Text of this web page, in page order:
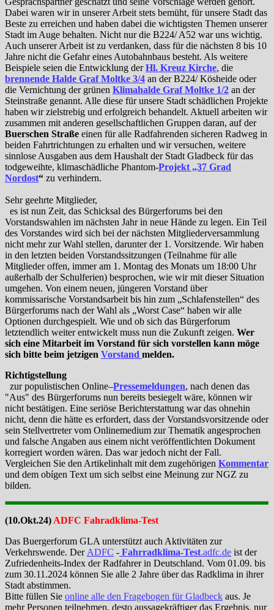
Dabei waren wir in unserer Arbeit stets bemüht, für unsere Stadt das
Beste zu erreichen und haben dabei die wichtigsten Themen unserer
Stadt im Auge behalten. Nicht nur die B224/ A52 war uns wichtig.
Auch unserer Arbeit ist zu verdanken, dass für die nächsten 8 bis 10
Jahre nicht die Gefahr eines Autobahnbaus besteht. Als weitere
Beispiele seien die Entwicklung derHl. Kreuz Kirche, die
brennende Halde Graf Moltke 3/4 an der B224/ Kösheide oder
die Vernichtung der grünen Klimahalde Graf Moltke 1/2 an der
Steinstraße genannt. Alle diese für unsere Stadt schädlichen Projekte
haben wir zielstrebig und erfolgreich behandelt. Aktuell arbeiten wir
zusammen mit anderen gesellschaftlichen Gruppen daran, auf der
Buerschen Straße einen für alle Radfahrenden sicheren Radweg in
beiden Fahrtrichtungen zu erhalten und wir versuchen, weitere
sinnlose Ausgaben aus dem Haushalt der Stadt Gladbeck für das
todgeweihte, klimaschädliche Phantom-Projekt „37 Grad
Nordost“ zu verhindern.
Sehr geehrte Mitglieder,
es ist nun Zeit, das Schicksal des Bürgerforums bei den
Vorstandswahlen im nächsten Jahr in neue Hände zu legen. Ein Teil
des Vorstandes wird sich bei der nächsten Mitgliederversammlung
nicht mehr zur Wahl stellen, darunter der 1. Vorsitzende. Wir haben
in den letzten beiden Vorstandssitzungen (Teilnahme für alle
Mitglieder offen, immer am 1. Montag des Monats um 18:00 Uhr
außerhalb der Schulferien) besprochen, wie wir mit dieser Situation
umgehen. Von einem neuen, jüngeren Vorstand über
kommissarische Vorstandsarbeit bis hin zum „Schlafenstellen“ des
Bürgerforums nach der Wahl als „Worst Case“ haben wir alle
Optionen durchgespielt. Wie und ob sich das Bürgerforum
letztendlich weiter entwickelt muss nun die Zukunft zeigen. Wer
sich eine Mitarbeit im Vorstand für sich vorstellen kann möge
sich bitte beim jetzigen Vorstand melden.
Richtigstellung
zur populistischen Online–Pressemeldungen, nach denen das
"Aus" des Bürgerforums nun bereits besiegelt wäre, können wir
nicht bestätigen. Eine seriöse Berichterstattung war das ohnehin
nicht, denn die hätte es erfordert, dass der Vorstandsvorsitzende oder
sein Stellvertreter vom Onlinemedium zur Thematik angesprochen
und falsche Angaben aus einem nicht veröffentlichten Dokument
korregiert worden wären. Das war jedoch nicht der Fall.
Vergleichen Sie den Artikelinhalt mit dem zugehörigen Kommentar
und dem obígen Text um sich selbst eine Meinung zur NGZ zu
bilden.
(10.Okt.24) ADFC Fahradklima-Test
Das Buergerforum GLA unterstützt auch Aktivitäten zur
Verkehrswende. Der ADFC - Fahrradklima-Test.adfc.de ist der
Zufriedenheits-Index der Radfahrer in Deutschland. Vom 01.09. bis
zum 30.11.2024 können Sie alle 2 Jahre über das Radklima in ihrer
Stadt abstimmen.
Bitte füllen Sie online alle den Fragebogen für Gladbeck aus. Je
mehr Personen teilnehmen, desto aussagekräftiger das Ergebnis, nur